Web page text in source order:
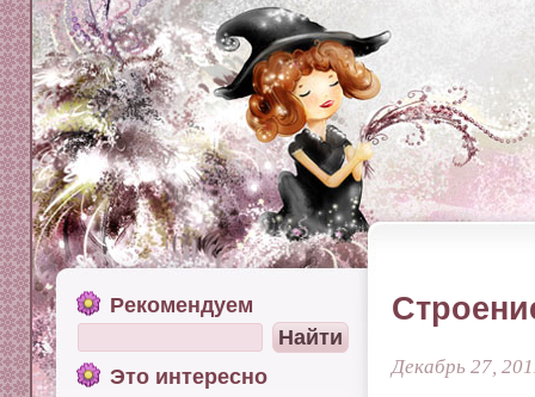
Декабрь 27,
Рекомендуем
Это интересно